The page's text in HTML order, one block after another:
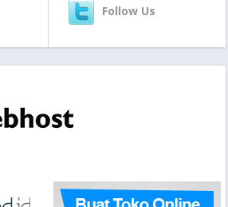
Follow Us